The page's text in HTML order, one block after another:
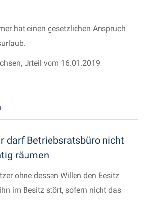
hat einen gesetzlichen Anspruch
Urteil vom 16.01.2019
darf Betriebsratsbüro nicht
räumen
ohne dessen Willen den Besitz
im Besitz stört, sofern nicht das